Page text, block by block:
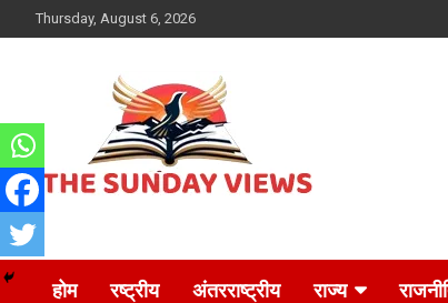
to
Thursday, August 6, 2026
The Sunday views
होम रष्ट्रीय अंतरराष्ट्रीय राज्य